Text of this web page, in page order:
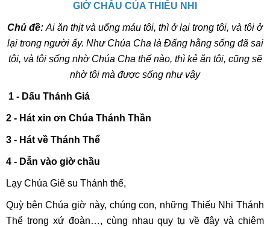
GIỜ CHẦU CỦA THIẾU NHI
Chủ đề: Ai ăn thịt và uống máu tôi, thì ở lại trong tôi, và tôi ở
lại trong người ấy. Như Chúa Cha là Đấng hằng sống đã sai
tôi, và tôi sống nhờ Chúa Cha thế nào, thì kẻ ăn tôi, cũng sẽ
nhờ tôi mà được sống như vậy
1 - Dấu Thánh Giá
2 - Hát xin ơn Chúa Thánh Thần
3 - Hát về Thánh Thể
4 - Dẫn vào giờ chầu
Lạy Chúa Giê su Thánh thể,
Quỳ bên Chúa giờ này, chúng con, những Thiếu Nhi Thánh
Thể trong xứ đoàn…, cùng nhau quy tụ về đây và chiêm